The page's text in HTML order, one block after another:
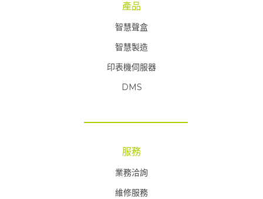
產品
智慧聲盒
智慧製造
印表機伺服器
DMS
服務
業務洽詢
維修服務